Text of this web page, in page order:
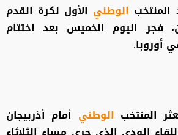
الوطني الأول لكرة القدم
فجر اليوم الخميس بعد اختتام
أوروبا.
المنتخب الوطني أمام أذربيجان